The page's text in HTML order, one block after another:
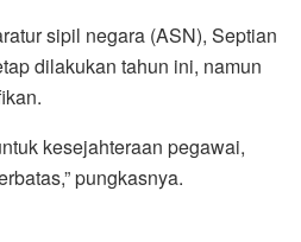
sipil negara (ASN), Septian
dilakukan tahun ini, namun
kesejahteraan pegawai,
pungkasnya.